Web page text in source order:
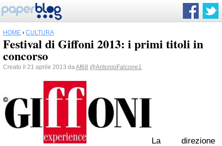
HOME › CULTURA
Festival di Giffoni 2013: i primi titoli in
concorso
Creato il 21 aprile 2013 daAf68 @AntonioFalcone1
La direzione